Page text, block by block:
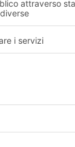
di formazione